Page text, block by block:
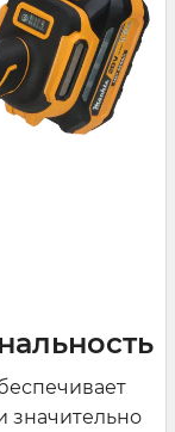
значительно